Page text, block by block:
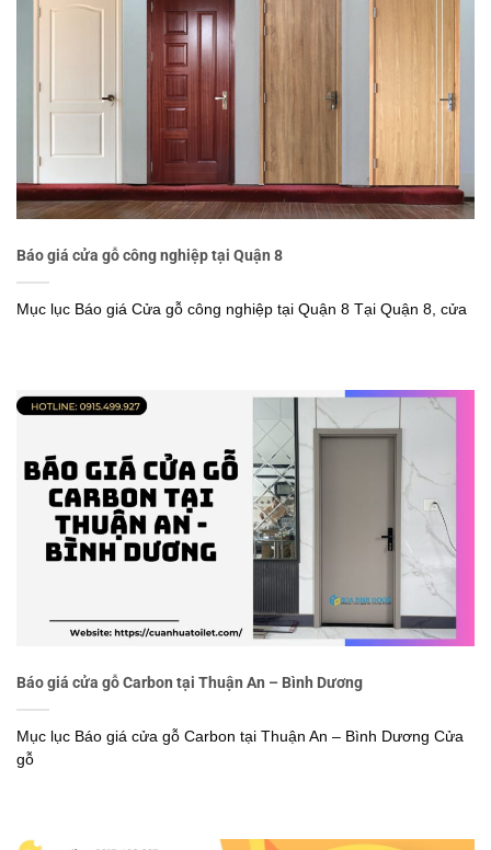
Báo giá cửa gỗ công nghiệp tại Quận 8
Mục lục Báo giá Cửa gỗ công nghiệp tại Quận 8 Tại Quận 8, cửa
Báo giá cửa gỗ Carbon tại Thuận An – Bình Dương
Mục lục Báo giá cửa gỗ Carbon tại Thuận An – Bình Dương Cửa
gỗ